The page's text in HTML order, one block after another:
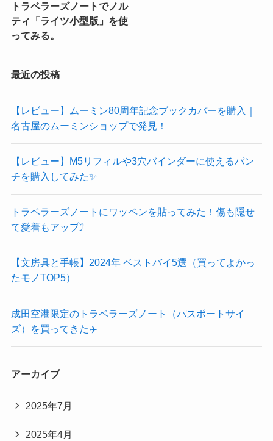
トラベラーズノートでノル
ティ「ライツ小型版」を使
ってみる。
最近の投稿
【レビュー】ムーミン80周年記念ブックカバーを購入｜
名古屋のムーミンショップで発見！
【レビュー】M5リフィルや3穴バインダーに使えるパン
チを購入してみた✨
トラベラーズノートにワッペンを貼ってみた！傷も隠せ
て愛着もアップ⤴️
【文房具と手帳】2024年 ベストバイ5選（買ってよかっ
たモノTOP5）
成田空港限定のトラベラーズノート（パスポートサイ
ズ）を買ってきた✈️
アーカイブ
2025年7月
2025年4月